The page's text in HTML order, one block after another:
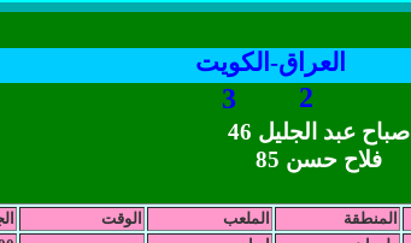
الوقت الملعب المنطقة
العراق-الكويت
3 2
صباح عبد الجليل 46
فلاح حسن 85